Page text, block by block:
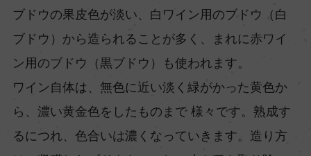
ブドウの果皮色が淡い、白ワイン用のブドウ（白
ブドウ）から造られることが多く、まれに赤ワイ
ン用のブドウ（黒ブドウ）も使われます。
ワイン自体は、無色に近い淡く緑がかった黄色か
ら、濃い黄金色をしたものまで 様々です。熟成す
るにつれ、色合いは濃くなっていきます。造り方